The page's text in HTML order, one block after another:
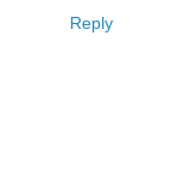
Reply